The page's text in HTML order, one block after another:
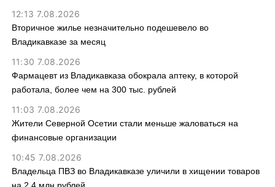
12:13 7.08.2026
Вторичное жилье незначительно подешевело во
Владикавказе за месяц
11:30 7.08.2026
Фармацевт из Владикавказа обокрала аптеку, в которой
работала, более чем на 300 тыс. рублей
11:03 7.08.2026
Жители Северной Осетии стали меньше жаловаться на
финансовые организации
10:45 7.08.2026
Владельца ПВЗ во Владикавказе уличили в хищении товаров